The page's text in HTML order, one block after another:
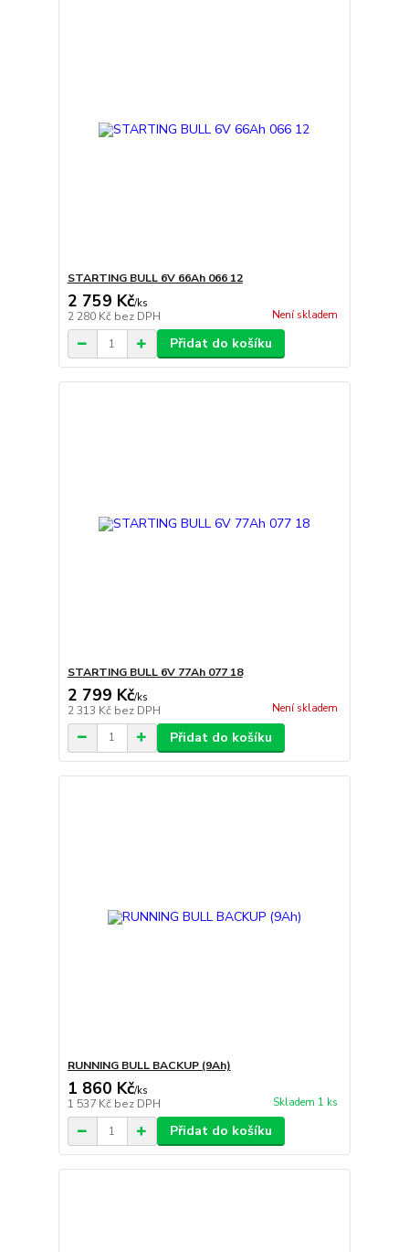
STARTING BULL 6V 66Ah 066 12
2 759 Kč/ks
2 280 Kč bez DPH Není skladem
Přidat do košíku
STARTING BULL 6V 77Ah 077 18
2 799 Kč/ks
2 313 Kč bez DPH Není skladem
Přidat do košíku
RUNNING BULL BACKUP (9Ah)
1 860 Kč/ks
1 537 Kč bez DPH Skladem 1 ks
Přidat do košíku